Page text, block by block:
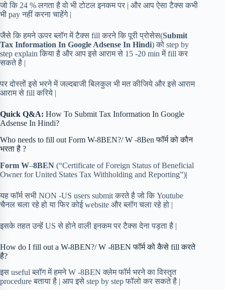
जो कि 24 % लगता है वो भी टोटल इनकम पर | और आप ऐसा टैक्स कभी
भी pay नहीं करना चाहेंगे |
जैसे कि हमने ऊपर ब्लॉग में टैक्स fill करने कि पूरी प्रोसेस(Submit
Tax Information In Google Adsense In Hindi) को step by
step explain किया है और आप इसे आराम से 15 -20 min में fill कर
सकते है |
पर दोस्तों इसे भरने में जल्दबाजी बिलकुल भी मत कीजिये और इसे आराम
आराम से fill करिये |
Quick Q&A: How To Submit Tax Information In Google
Adsense In Hindi?
Who needs to fill out Form W-8BEN?/ W -8Ben फॉर्म को कौन
भरता है ?
Form W–8BEN (“Certificate of Foreign Status of Beneficial
Owner for United States Tax Withholding and Reporting”)|
यह फॉर्म सभी NON -US users submit करते है जो कि Youtube
चैनल चला रहे हो या फिर कोई website और ब्लॉग चला रहे हो |
इसके तहत उन्हें US से होने वाली इनकम पर टैक्स देना पड़ता है |
How do I fill out a W-8BEN?/ W -8BEN फॉर्म को कैसे fill करते
है?
इस useful ब्लॉग में हमने W -8BEN क्लेम फॉर्म भरने का विस्तृत
procedure बताया है | आप इसे step by step फॉलो कर सकते है |